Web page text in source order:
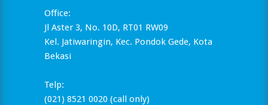
Office:
Jl Aster 3, No. 10D, RT01 RW09
Kel. Jatiwaringin, Kec. Pondok Gede, Kota
Bekasi
Telp:
(021) 8521 0020 (call only)